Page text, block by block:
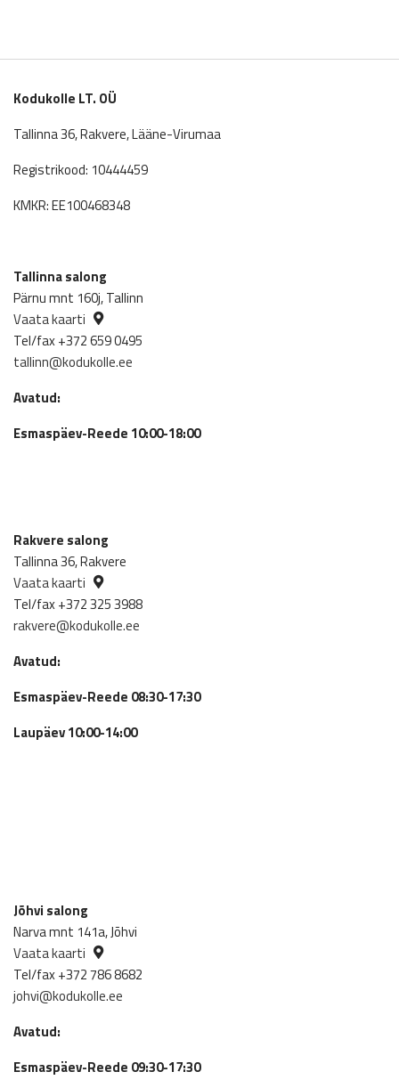
Kodukolle LT. OÜ
Tallinna 36, Rakvere, Lääne-Virumaa
Registrikood: 10444459
KMKR: EE100468348
Tallinna salong
Pärnu mnt 160j, Tallinn
Vaata kaarti
Tel/fax +372 659 0495
tallinn@kodukolle.ee
Avatud:
Esmaspäev-Reede 10:00-18:00
Rakvere salong
Tallinna 36, Rakvere
Vaata kaarti
Tel/fax +372 325 3988
rakvere@kodukolle.ee
Avatud:
Esmaspäev-Reede 08:30-17:30
Laupäev 10:00-14:00
Jõhvi salong
Narva mnt 141a, Jõhvi
Vaata kaarti
Tel/fax +372 786 8682
johvi@kodukolle.ee
Avatud:
Esmaspäev-Reede 09:30-17:30